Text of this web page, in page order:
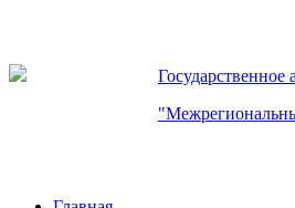
Государственное